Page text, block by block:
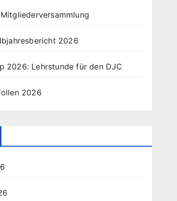
2026
2026: Lehrstunde für den DJC
2026